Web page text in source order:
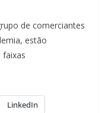
de comerciantes
estão
faixas
LinkedIn